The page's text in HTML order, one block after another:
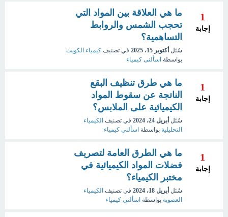
1
إجابة
ما هي العلاقة بين المواد التي
تحجب الشمس والروابط
التساهمية؟
سُئل أكتوبر 15، 2025 في تصنيف كيمياء الكويت
بواسطة اسألنى كيمياء
1
إجابة
ما هي طرق تنظيف البقع
الناتجة عن سقوط المواد
الكيميائية على الملابس؟
سُئل أبريل 24، 2024 في تصنيف الكيمياء
التحليلية بواسطة اسألني كيمياء
1
إجابة
ما هي الطرق العامة لتصريف
فضلات المواد الكيميائية في
مختبر الكيمياء؟
سُئل أبريل 18، 2024 في تصنيف الكيمياء
العضوية بواسطة اسألني كيمياء